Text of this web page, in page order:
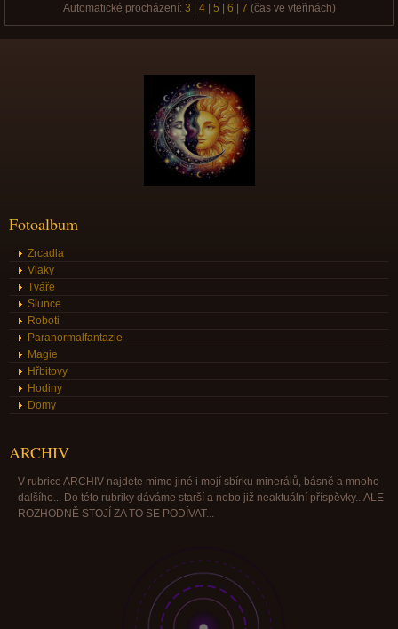
Automatické procházení: 3 4| 5 6 7 (čas ve vteřinách)
Fotoalbum
Zrcadla
Vlaky
Tváře
Slunce
Roboti
Paranormalfantazie
Magie
Hřbitovy
Hodiny
Domy
ARCHIV
V rubrice ARCHIV najdete mimo jiné i mojí sbírku minerálů, básně a mnoho
dalšího... Do této rubriky dáváme starší a nebo již neaktuální příspěvky...ALE
ROZHODNĚ STOJÍ ZA TO SE PODÍVAT...